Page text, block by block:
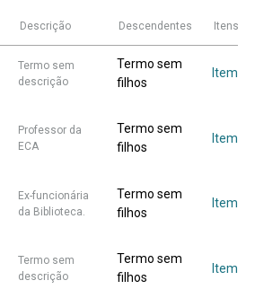
Descrição Descendentes Itens
Termo sem
descrição
Termo sem
filhos
Item
Professor da
ECA
Termo sem
filhos
Item
Ex-funcionária
da Biblioteca.
Termo sem
filhos
Item
Termo sem
descrição
Termo sem
filhos
Item